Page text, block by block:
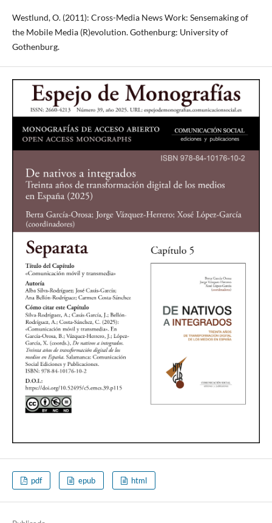
Westlund, O. (2011): Cross-Media News Work: Sensemaking of
the Mobile Media (R)evolution. Gothenburg: University of
Gothenburg.
pdf epub html